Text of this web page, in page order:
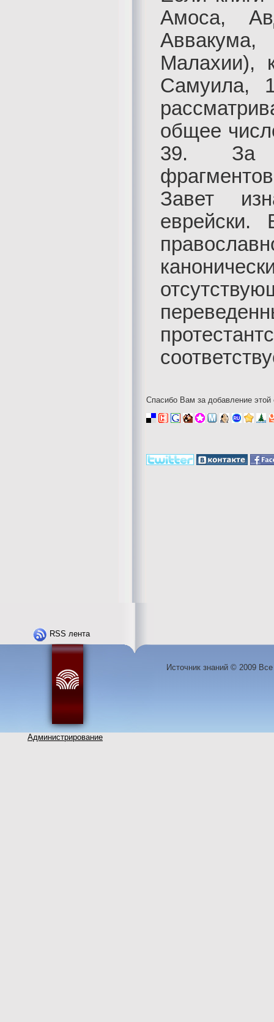
Амоса,
Малахии),
Самуила,
общее
39. За
Завет
еврейски.
Спасибо Вам за добавление этой
RSS лента
Администрирование
Источник знаний © 2009